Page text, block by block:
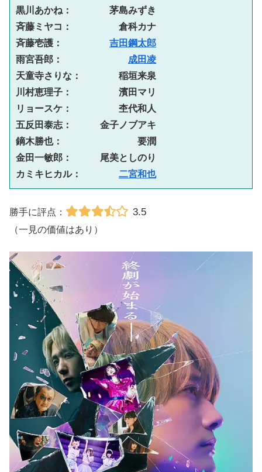
黒川あかね：　　　　茅島みずき
斉藤ミヤコ：　　　　　倉科カナ
斉藤壱護： 吉田鋼太郎
雨宮吾郎： 成田凌
天童寺さりな：　　　　稲垣来泉
川村恵理子：　　　　　濱田マリ
リョースケ：　　　　　杢代和人
五反田泰志：　　　金子ノブアキ
鏑木勝也：　　　　　　　　要潤
金田一敏郎：　　　尾美としのり
カミキヒカル： 二宮和也
勝手に評点： 3.5
（一見の価値はあり）